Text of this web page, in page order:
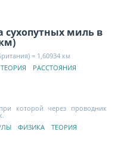
сухопутных миль в
= 1,60934 км
ТЕОРИЯ РАССТОЯНИЯ
которой через проводник
ФИЗИКА
ТЕОРИЯ